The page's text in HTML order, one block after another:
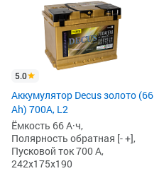
5.0
Аккумулятор Decus золото (66
Ah) 700A, L2
Ёмкость 66 А·ч,
Полярность обратная [- +],
Пусковой ток 700 А,
242x175x190